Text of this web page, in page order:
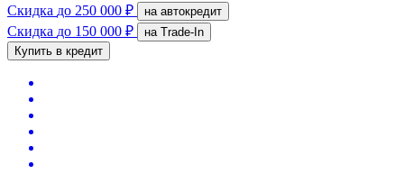
Скидка до 250 000 ₽ на автокредит
Скидка до 150 000 ₽
на Trade-In
Купить в кредит